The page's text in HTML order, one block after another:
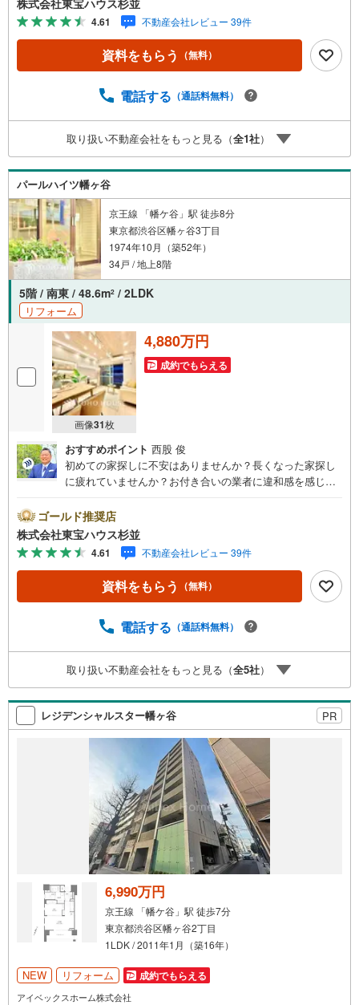
ブ」。・ 不動産売却時、ご自宅を綺麗にかつ瀟洒にさせる
CG加工ホームステイジングサービス。・ 購入者様へ、税
理士による確定申告の無料セミナーをご招待いたします。
◆ご予約に際して◆日時のご希望をお伝えください。（も
（居住中物件）の手配が必要な場合がございますのでご容
案内が可能となりますのでお手数ですがご一報ください。
◆物件のご案内は◆弊社へのご来社、お客様宅へのお迎
え・最寄駅での待ち合わせ、物件周辺のコンビニ等でお待
ち合わせなど、ご希望をお伝えください。ご希望条件をお
伝え頂けましたら、ご見学希望物件以外の資料も用意して
参ります。もちろん他の物件も併せてご案内させていただ
きます。
4.61 不動産会社レビュー 39件
資料をもらう （無料）
電話する （通話料無料）
取り扱い不動産会社をもっと見る（全1社）
パールハイツ幡ヶ谷
京王線 「幡ケ谷」駅 徒歩8分
東京都渋谷区幡ヶ谷3丁目
1974年10月（築52年）
34戸 / 地上8階
5階 / 南東 / 48.6m2 / 2LDK
リフォーム
画像31枚
4,880万円
成約でもらえる
おすすめポイント 西股 俊
初めての家探しに不安はありませんか？長くなった家探し
に疲れていませんか？お付き合いの業者に違和感を感じて
したプロが何のしがらみもなく、お客様のが求める理想の
物件をお探しします。【資料請求、内見希望は下の問い合
わせボタンをクリックしてください】ご見学希望の物件以
外も併せてご案内させていただきます。遠慮なくご希望を
お伝えくださいませ。■ご見学について■【営業時間 9:00～
21:00】人気物件は特に問い合わせが集中するため、お早め
より予約いただくとご見学がスムーズとなります。■TOHO
CLUBに加入可能。10～20年後のリフォーム、保険の見直
しや借り換えなど、オンラインでやりとりができます。■F
Pによるファイナンシャルライフサポート■ファイナンシャ
ルプランナーが住宅ローン、保険・税金、資産運用、相続
などの対策をアドバイスを致します。
ゴールド推奨店
株式会社東宝ハウス杉並
4.61 不動産会社レビュー 39件
資料をもらう （無料）
電話する （通話料無料）
取り扱い不動産会社をもっと見る（全5社）
レジデンシャルスター幡ヶ谷 PR
6,990万円
京王線 「幡ケ谷」駅 徒歩7分
東京都渋谷区幡ヶ谷2丁目
1LDK / 2011年1月（築16年）
NEW リフォーム 成約でもらえる
アイベックスホーム株式会社